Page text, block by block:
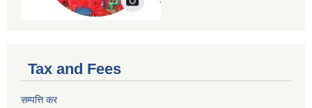
Tax and Fees
सम्पत्ति कर